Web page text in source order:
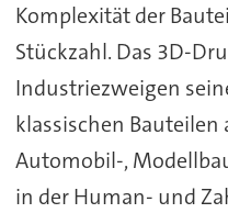
Komplexität der
Stückzahl. Das 3D-
Industriezweigen
klassischen
Automobil-,
in der Human- und